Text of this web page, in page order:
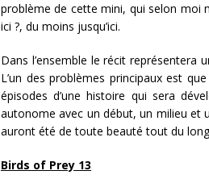
problème de cette mini, qui selon moi
ici ?, du moins jusqu’ici.
Dans l’ensemble le récit représentera
L’un des problèmes principaux est
épisodes d’une histoire qui sera
autonome avec un début, un milieu et
auront été de toute beauté tout du
Birds of Prey 13